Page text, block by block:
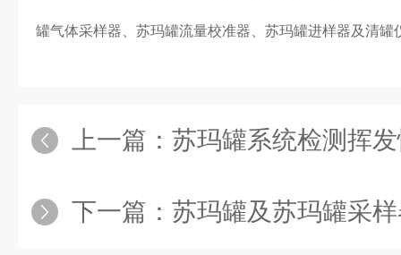
罐气体采样器、苏玛罐流量校准器、苏玛罐进样器及清
上一篇： 苏玛罐系统检测挥
下一篇： 苏玛罐及苏玛罐采